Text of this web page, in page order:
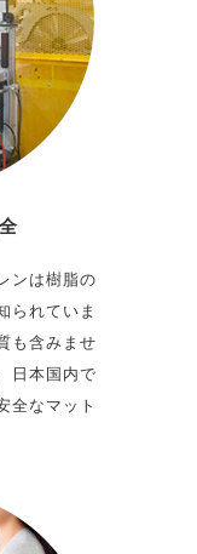
ンは樹脂の
られていま
も含みませ
日本国内で
全なマット